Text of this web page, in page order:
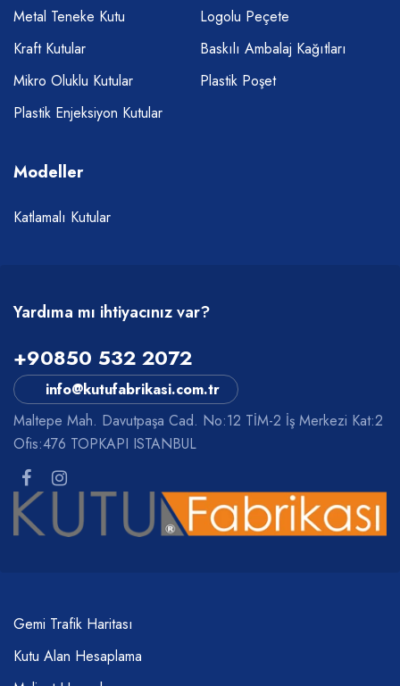
Metal Teneke Kutu
Kraft Kutular
Mikro Oluklu Kutular
Plastik Enjeksiyon Kutular
Logolu Peçete
Baskılı Ambalaj Kağıtları
Plastik Poşet
Modeller
Katlamalı Kutular
Yardıma mı ihtiyacınız var?
+90850 532 2072
info@kutufabrikasi.com.tr
Maltepe Mah. Davutpaşa Cad. No:12 TİM-2 İş Merkezi Kat:2
Ofis:476 TOPKAPI ISTANBUL
Gemi Trafik Haritası
Kutu Alan Hesaplama